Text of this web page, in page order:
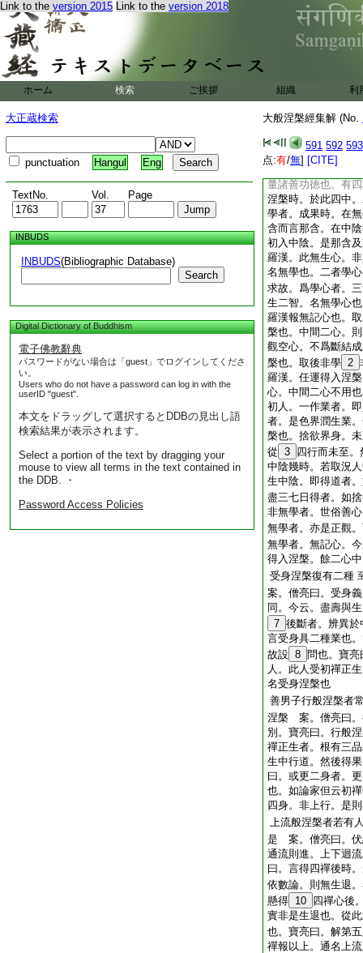
Link to the version 2015 Link to the version 2018
ホーム 検索 ご挨拶 組織 利
大正蔵検索
punctuation Hangul Eng
TextNo. Vol. Page
INBUDS
INBUDS(Bibliographic Database)
Search
Digital Dictionary of Buddhism
電子佛教辭典
パスワードがない場合は「guest」でログインしてくださ
い。
Users who do not have a password can log in with the
userID "guest".
本文をドラッグして選択するとDDBの見出し語
検索結果が表示されます。
Select a portion of the text by dragging your
mouse to view all terms in the text contained in
the DDB. ・
Password Access Policies
大般涅槃經集解 (No.
591 592 593
点:有/無] [CITE]
定取無漏。不即得
自在定者。此人於
精進也。復有二種
亦是利鈍也
涅槃 案。僧亮曰
者。身口合行受生
此自心爲中也。學
無學者。有漏善。
宗曰。言受身者。
已久厭欲界中生。
仍此中滅。不願受
量諸善功徳也。有
涅槃時。於此四中
學者。成果時。在
含而言那含。在中
初入中陰。是那含
羅漢。此無生心。
名無學也。二者學
求故。爲學心者。
生二智。名無學心
羅漢報無記心也。
槃也。中間二心。
觀空心。不爲斷結
槃也。取後非學 2
羅漢。任運得入涅
心。中間二心不用
初人。一作業者。
者。是色界潤生業
槃也。捨欲界身。
從 3 四行而未至
中陰幾時。若取況
生中陰。即得道者
盡三七日得者。如
非無學者。世俗善
無學者。亦是正觀
無學者。無記心。
得入涅槃。餘二心
受身涅槃復有二種
案。僧亮曰。受身
同。今云。盡壽與
7 後斷者。辨異
言受身具二種業也
故設 8 問也。寶
人。此人受初禪正
名受身涅槃也
善男子行般涅槃者
涅槃 案。僧亮曰。
別。寶亮曰。行般
禪正生者。根有三
生中行道。然後得
曰。或更二身者。
也。如論家但云初
四身。非上行。是
上流般涅槃者若有
是 案。僧亮曰。伏
通流則進。上下迴
曰。言得四禪後時
依數論。則無生退
懸得 10 四禪心後
實非是生退也。從
也。寶亮曰。解第
禪報以上。通名上